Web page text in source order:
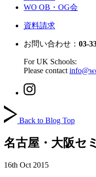
WO OB・OG会
資料請求
お問い合わせ： 03-
For UK Schools:
Please contact
Back to Blog Top
名古屋・大阪セ
16th Oct 2015